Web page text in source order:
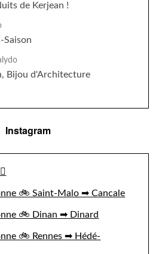
de Kerjean !
Saison
Bijou d'Architecture
Instagram